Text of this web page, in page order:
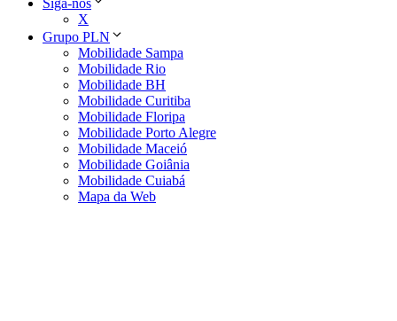
X
Grupo PLN
Mobilidade Sampa
Mobilidade Rio
Mobilidade BH
Mobilidade Curitiba
Mobilidade Floripa
Mobilidade Porto Alegre
Mobilidade Maceió
Mobilidade Goiânia
Mobilidade Cuiabá
Mapa da Web